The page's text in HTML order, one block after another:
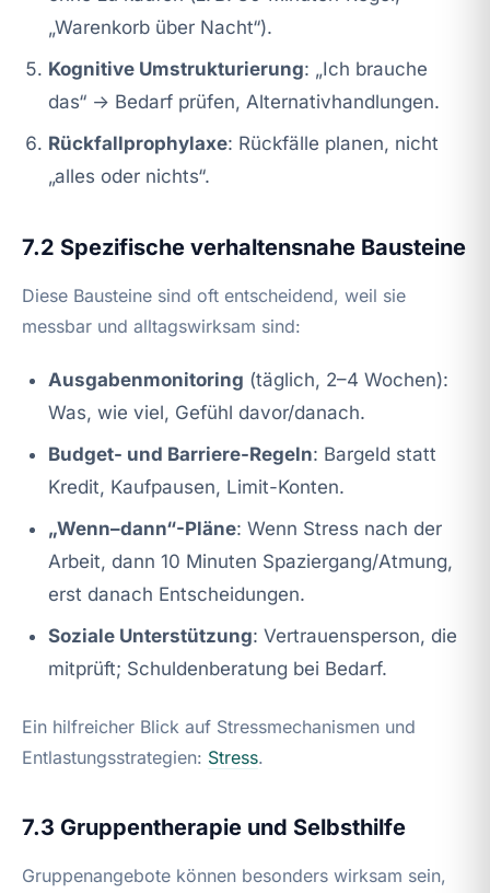
„Warenkorb über Nacht“).
Kognitive Umstrukturierung: „Ich brauche
das“ → Bedarf prüfen, Alternativhandlungen.
Rückfallprophylaxe: Rückfälle planen, nicht
„alles oder nichts“.
7.2 Spezifische verhaltensnahe Bausteine
Diese Bausteine sind oft entscheidend, weil sie
messbar und alltagswirksam sind:
Ausgabenmonitoring (täglich, 2–4 Wochen):
Was, wie viel, Gefühl davor/danach.
Budget- und Barriere-Regeln: Bargeld statt
Kredit, Kaufpausen, Limit-Konten.
„Wenn–dann“-Pläne: Wenn Stress nach der
Arbeit, dann 10 Minuten Spaziergang/Atmung,
erst danach Entscheidungen.
Soziale Unterstützung: Vertrauensperson, die
mitprüft; Schuldenberatung bei Bedarf.
Ein hilfreicher Blick auf Stressmechanismen und
Entlastungsstrategien: Stress.
7.3 Gruppentherapie und Selbsthilfe
Gruppenangebote können besonders wirksam sein,